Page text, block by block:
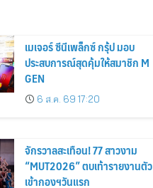
เมเจอร์ ซีนีเพล็กซ์ กรุ้ป มอบ
ประสบการณ์สุดคุ้มให้สมาชิก M
GEN
6 ส.ค. 69 17:20
จักรวาลสะเทือน! 77 สาวงาม
“MUT2026” ตบเท้ารายงานตัว
เข้ากองฯวันแรก